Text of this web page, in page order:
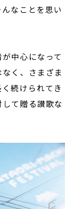
なことを思い
中心になって
く、さまざま
続けられてき
て贈る讃歌な